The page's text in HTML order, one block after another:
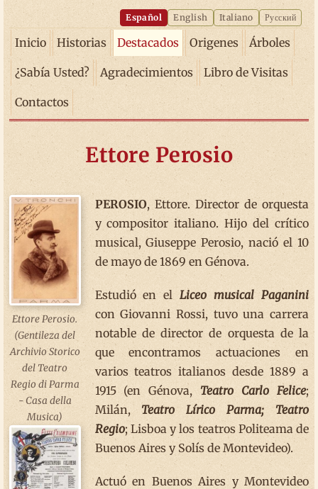
Español English Italiano Русский
Inicio Historias Destacados Origenes Árboles
¿Sabía Usted? Agradecimientos Libro de Visitas
Contactos
Ettore Perosio
Ettore Perosio.
(Gentileza del
Archivio Storico
del Teatro
Regio di Parma
- Casa della
Musica)
PEROSIO, Ettore. Director de orquesta
y compositor italiano. Hijo del crítico
musical, Giuseppe Perosio, nació el 10
de mayo de 1869 en Génova.
Estudió en elLiceo musical Paganini
con Giovanni Rossi, tuvo una carrera
notable de director de orquesta de la
que encontramos actuaciones en
varios teatros italianos desde 1889 a
1915 (en Génova,Teatro Carlo Felice;
Milán, Teatro LíricoParma;
Teatro
Regio; Lisboa y los teatros Politeama de
Buenos Aires y Solís de Montevideo).
Actuó en Buenos Aires y Montevideo